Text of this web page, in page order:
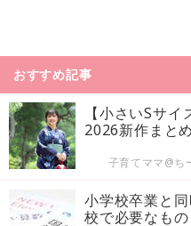
おすすめ記事
【小さいSサ
2026新作まとめ
子育てママ@
小学校卒業と
校で必要なもの